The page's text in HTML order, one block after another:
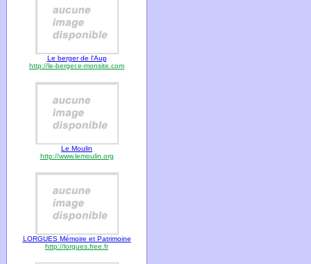
Le berger de l'Aup
http://le-berger.e-monsite.com
Le Moulin
http://www.lemoulin.org
LORGUES Mémoire et Patrimoine
http://lorgues.free.fr